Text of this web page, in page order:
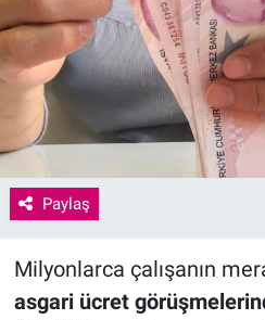
Paylaş
Milyonlarca çalışanın
asgari ücret